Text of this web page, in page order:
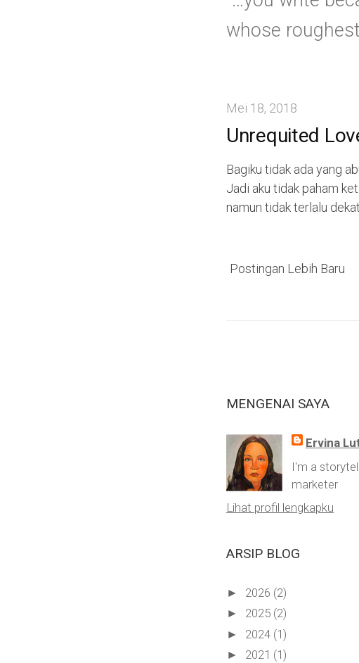
whose
Mei 18, 2018
Unrequited
Bagiku tidak ada yang
Jadi aku tidak paham
namun tidak terlalu
Postingan Lebih Baru
MENGENAI SAYA
Ervina
I'm a
marketer
Lihat profil lengkapku
ARSIP BLOG
► 2026 (2)
► 2025 (2)
► 2024 (1)
► 2021 (1)